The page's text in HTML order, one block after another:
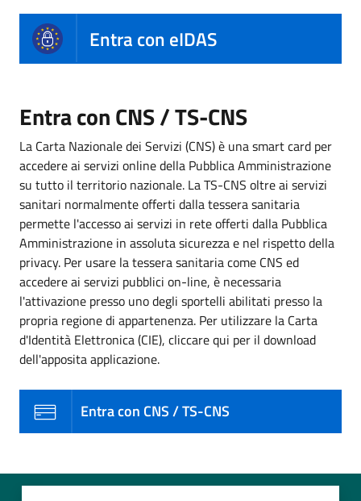
Entra con eIDAS
Entra con CNS / TS-CNS
La Carta Nazionale dei Servizi (CNS) è una smart card per
accedere ai servizi online della Pubblica Amministrazione
su tutto il territorio nazionale. La TS-CNS oltre ai servizi
sanitari normalmente offerti dalla tessera sanitaria
permette l'accesso ai servizi in rete offerti dalla Pubblica
Amministrazione in assoluta sicurezza e nel rispetto della
privacy. Per usare la tessera sanitaria come CNS ed
accedere ai servizi pubblici on-line, è necessaria
l'attivazione presso uno degli sportelli abilitati presso la
propria regione di appartenenza. Per utilizzare la Carta
d'Identità Elettronica (CIE), cliccare qui per il download
dell'apposita applicazione.
Entra con CNS / TS-CNS